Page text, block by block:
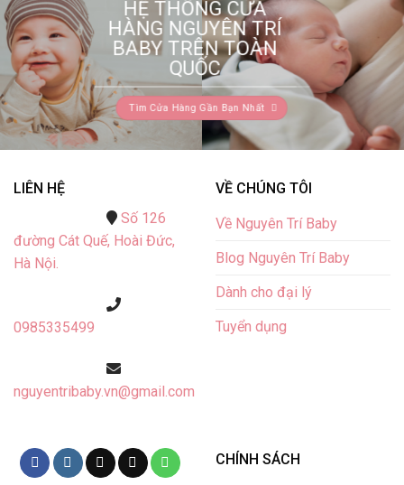
HỆ THỐNG CỬA
HÀNG NGUYÊN TRÍ
BABY TRÊN TOÀN
QUỐC
Tìm Cửa Hàng Gần Bạn Nhất
LIÊN HỆ
Số 126
đường Cát Quế, Hoài Đức,
Hà Nội.
0985335499
nguyentribaby.vn@gmail.com
VỀ CHÚNG TÔI
Về Nguyên Trí Baby
Blog Nguyên Trí Baby
Dành cho đại lý
Tuyển dụng
CHÍNH SÁCH